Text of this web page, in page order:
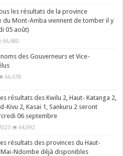
les résultats de la province
du Mont-Amba viennent de tomber il y
05 août)
66,680
noms des Gouverneurs et Vice-
66,678
résultats des Kwilu 2, Haut- Katanga 2,
Kivu 2, Kasai 1, Sankuru 2 seront
06 septembre
64,992
résultats des provinces du Haut-
Mai-Ndombe déjà disponibles